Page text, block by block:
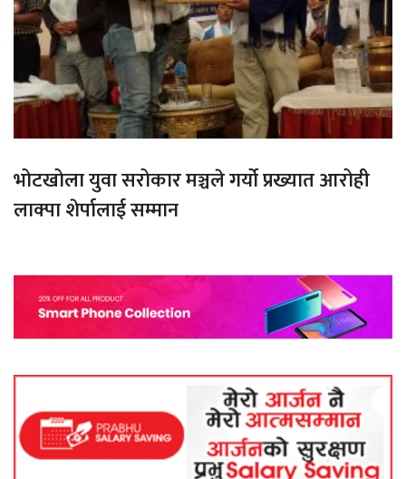
भोटखोला युवा सरोकार मञ्चले गर्यो प्रख्यात आरोही
लाक्पा शेर्पालाई सम्मान